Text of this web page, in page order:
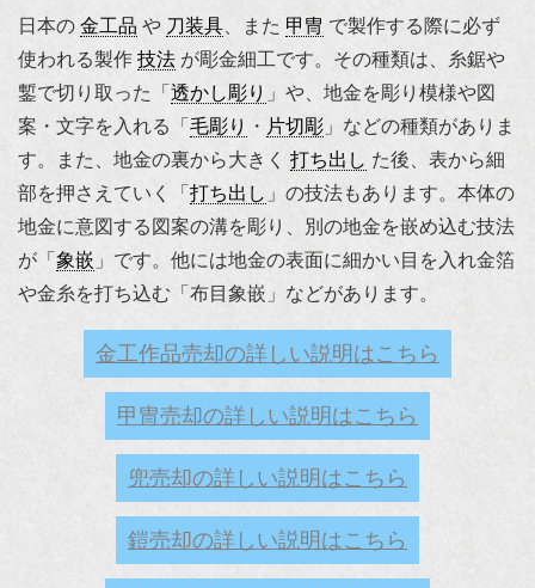
日本の 金工品 や 刀装具 、また 甲冑 で製作する際に必ず
使われる製作 技法 が彫金細工です。その種類は、糸鋸や
鏨で切り取った「 透かし彫り 」や、地金を彫り模様や図
案・文字を入れる「 毛彫り ・ 片切彫 」などの種類がありま
す。また、地金の裏から大きく 打ち出し た後、表から細
部を押さえていく「 打ち出し 」の技法もあります。本体の
地金に意図する図案の溝を彫り、別の地金を嵌め込む技法
が「 象嵌 」です。他には地金の表面に細かい目を入れ金箔
や金糸を打ち込む「布目象嵌」などがあります。
金工作品売却の詳しい説明はこちら
甲冑売却の詳しい説明はこちら
兜売却の詳しい説明はこちら
鎧売却の詳しい説明はこちら